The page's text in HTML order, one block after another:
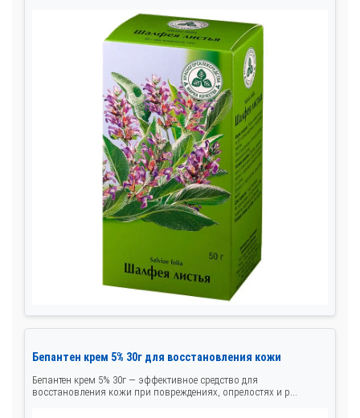
Бепантен крем 5% 30г для восстановления кожи
Бепантен крем 5% 30г — эффективное средство для
восстановления кожи при повреждениях, опрелостях и р...